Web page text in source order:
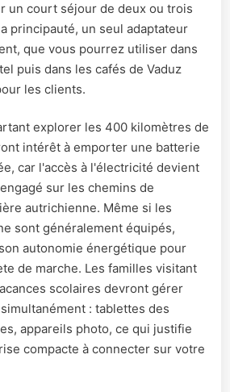
un court séjour de deux ou trois
principauté, un seul adaptateur
que vous pourrez utiliser dans
puis dans les cafés de Vaduz
les clients.
explorer les 400 kilomètres de
intérêt à emporter une batterie
car l'accès à l'électricité devient
sur les chemins de
autrichienne. Même si les
sont généralement équipés,
autonomie énergétique pour
de marche. Les familles visitant
scolaires devront gérer
: tablettes des
appareils photo, ce qui justifie
compacte à connecter sur votre